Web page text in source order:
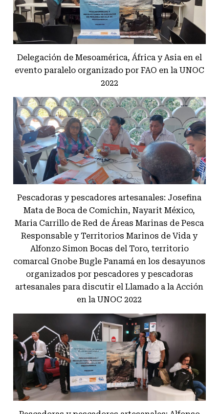
Delegación de Mesoamérica, África y Asia en el
evento paralelo organizado por FAO en la UNOC
2022
Pescadoras y pescadores artesanales: Josefina
Mata de Boca de Comichin, Nayarit México,
Maria Carrillo de Red de Áreas Marinas de Pesca
Responsable y Territorios Marinos de Vida y
Alfonzo Simon Bocas del Toro, territorio
comarcal Gnobe Bugle Panamá en los desayunos
organizados por pescadores y pescadoras
artesanales para discutir el Llamado a la Acción
en la UNOC 2022